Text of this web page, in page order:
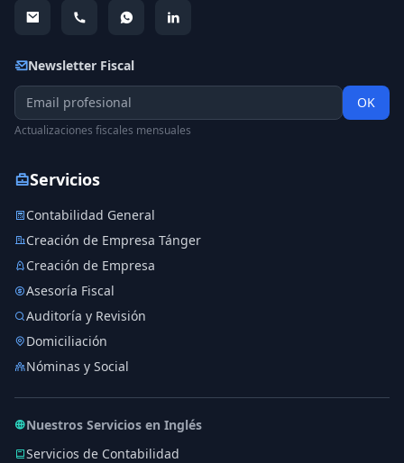
Newsletter Fiscal
OK
Actualizaciones fiscales mensuales
Servicios
Contabilidad General
Creación de Empresa Tánger
Creación de Empresa
Asesoría Fiscal
Auditoría y Revisión
Domiciliación
Nóminas y Social
Nuestros Servicios en Inglés
Servicios de Contabilidad